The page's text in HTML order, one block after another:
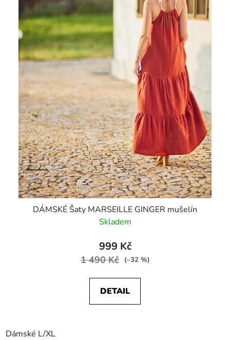
DÁMSKÉ Šaty MARSEILLE GINGER mušelín
Skladem
999 Kč
1 490 Kč (–32 %)
DETAIL
Dámské L/XL